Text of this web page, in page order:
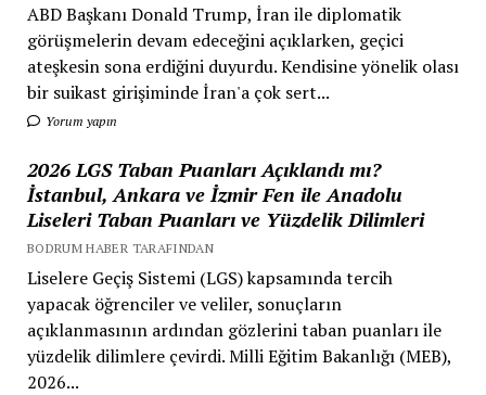
ABD Başkanı Donald Trump, İran ile diplomatik
görüşmelerin devam edeceğini açıklarken, geçici
ateşkesin sona erdiğini duyurdu. Kendisine yönelik olası
bir suikast girişiminde İran'a çok sert...
Yorum yapın
2026 LGS Taban Puanları Açıklandı mı?
İstanbul, Ankara ve İzmir Fen ile Anadolu
Liseleri Taban Puanları ve Yüzdelik Dilimleri
BODRUM HABER TARAFINDAN
Liselere Geçiş Sistemi (LGS) kapsamında tercih
yapacak öğrenciler ve veliler, sonuçların
açıklanmasının ardından gözlerini taban puanları ile
yüzdelik dilimlere çevirdi. Milli Eğitim Bakanlığı (MEB),
2026...